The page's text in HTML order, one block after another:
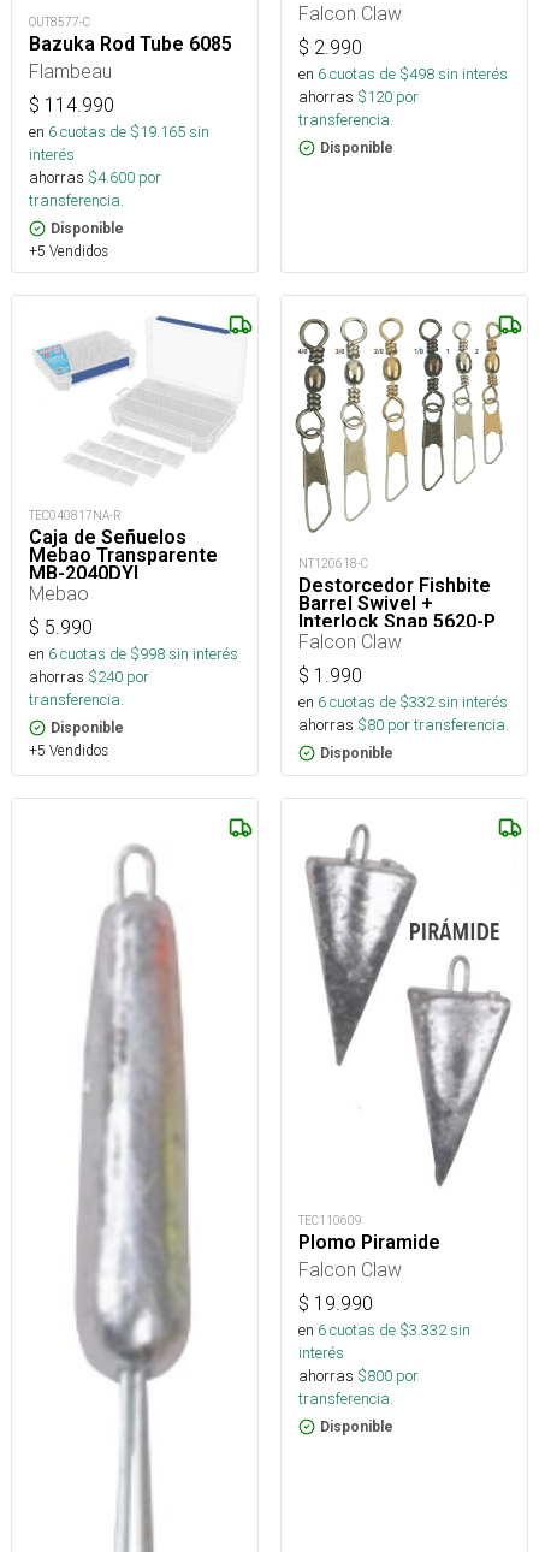
OUT8577-C
Bazuka Rod Tube 6085
Flambeau
$ 114.990
en 6cuotas de $19.165sin
interés
ahorras $4.600 por
transferencia.
Disponible
+5 Vendidos
Falcon Claw
$ 2.990
en 6cuotas de $498sin interés
ahorras $120 por
transferencia.
Disponible
TEC040817NA-R
Caja de Señuelos
Mebao Transparente
MB-2040DYI
Mebao
$ 5.990
en 6cuotas de $998sin interés
ahorras $240 por
transferencia.
Disponible
+5 Vendidos
NT120618-C
Destorcedor Fishbite
Barrel Swivel +
Interlock Snap 5620-P
Falcon Claw
$ 1.990
en 6cuotas de $332sin interés
ahorras $80 por transferencia.
Disponible
TEC110609
Plomo Piramide
Falcon Claw
$ 19.990
en 6cuotas de $3.332sin
interés
ahorras $800 por
transferencia.
Disponible